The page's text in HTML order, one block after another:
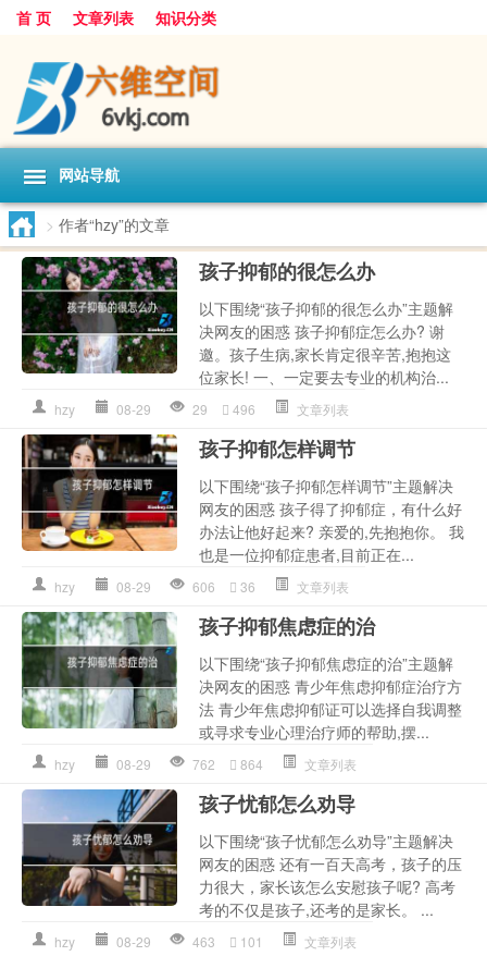
首 页 文章列表 知识分类
网站导航
> 作者“hzy”的文章
孩子抑郁的很怎么办
以下围绕“孩子抑郁的很怎么办”主题解
决网友的困惑 孩子抑郁症怎么办? 谢
邀。孩子生病,家长肯定很辛苦,抱抱这
位家长! 一、一定要去专业的机构治...
hzy 08-29 29 496 文章列表
孩子抑郁怎样调节
以下围绕“孩子抑郁怎样调节”主题解决
网友的困惑 孩子得了抑郁症，有什么好
办法让他好起来? 亲爱的,先抱抱你。 我
也是一位抑郁症患者,目前正在...
hzy 08-29 606 36 文章列表
孩子抑郁焦虑症的治
以下围绕“孩子抑郁焦虑症的治”主题解
决网友的困惑 青少年焦虑抑郁症治疗方
法 青少年焦虑抑郁证可以选择自我调整
或寻求专业心理治疗师的帮助,摆...
hzy 08-29 762 864 文章列表
孩子忧郁怎么劝导
以下围绕“孩子忧郁怎么劝导”主题解决
网友的困惑 还有一百天高考，孩子的压
力很大，家长该怎么安慰孩子呢? 高考
考的不仅是孩子,还考的是家长。 ...
hzy 08-29 463 101 文章列表